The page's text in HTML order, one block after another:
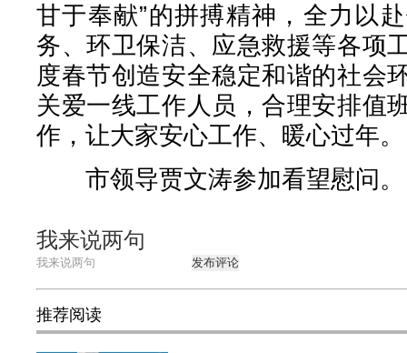
甘于奉献”的拼搏精神，全力以
务、环卫保洁、应急救援等各项
度春节创造安全稳定和谐的社会
关爱一线工作人员，合理安排值
作，让大家安心工作、暖心过年。
市领导贾文涛参加看望慰问。
我来说两句
发布评论
推荐阅读